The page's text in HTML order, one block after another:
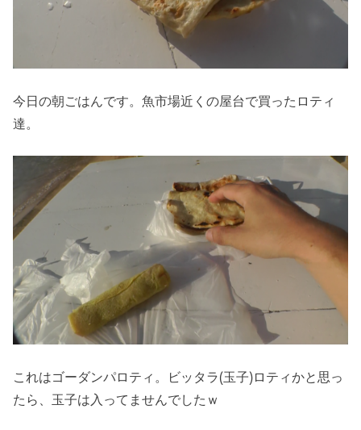
今日の朝ごはんです。魚市場近くの屋台で買ったロティ
達。
これはゴーダンパロティ。ビッタラ(玉子)ロティかと思っ
たら、玉子は入ってませんでしたｗ